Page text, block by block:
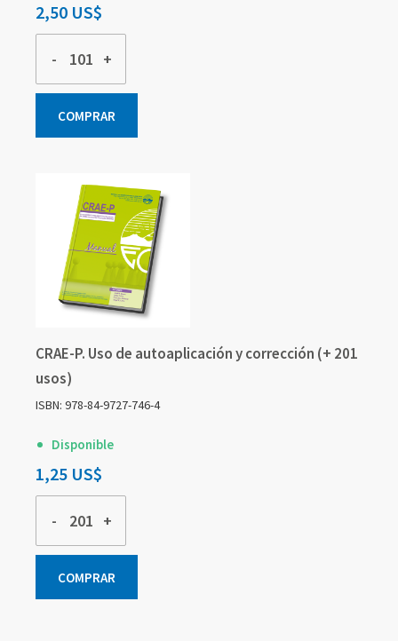
2,50 US$
- +
COMPRAR
CRAE-P. Uso de autoaplicación y corrección (+ 201
usos)
ISBN: 978-84-9727-746-4
Disponible
1,25 US$
- +
COMPRAR